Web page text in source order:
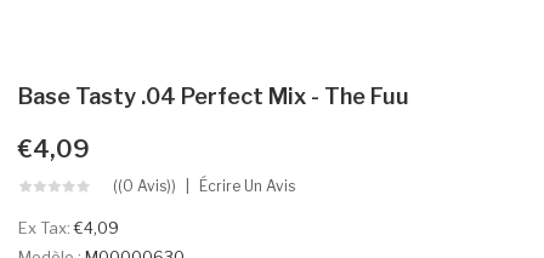
Base Tasty .04 Perfect Mix - The Fuu
€4,09
((0 Avis)) Écrire Un Avis
Ex Tax:€4,09